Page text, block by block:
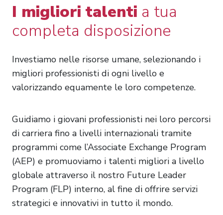
I migliori talenti a tua
completa disposizione
Investiamo nelle risorse umane, selezionando i
migliori professionisti di ogni livello e
valorizzando equamente le loro competenze.
Guidiamo i giovani professionisti nei loro percorsi
di carriera fino a livelli internazionali tramite
programmi come l’Associate Exchange Program
(AEP) e promuoviamo i talenti migliori a livello
globale attraverso il nostro Future Leader
Program (FLP) interno, al fine di offrire servizi
strategici e innovativi in tutto il mondo.